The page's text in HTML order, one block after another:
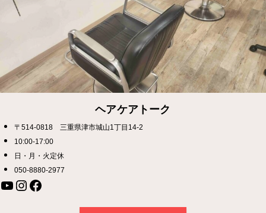
ヘアケアトーク
〒514-0818 三重県津市城山1丁目14-2
10:00-17:00
日・月・火定休
050-8880-2977
YouTube Instagram Facebook